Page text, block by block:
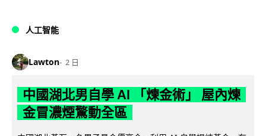
人工智能
Lawton 2 日
中國湖北男自學 AI 「煉金術」 屋內煉
金冒濃煙驚動全區